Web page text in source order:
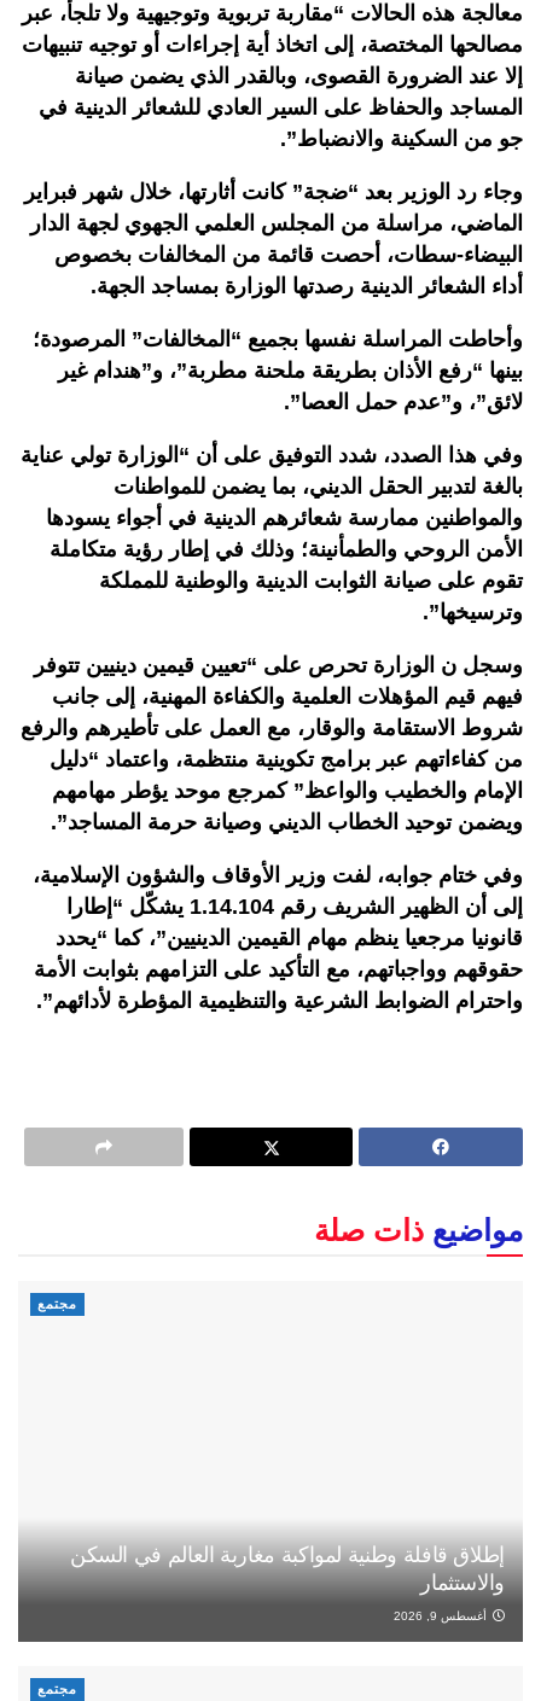
معالجة هذه الحالات “مقاربة تربوية وتوجيهية ولا تلجأ، عبر
مصالحها المختصة، إلى اتخاذ أية إجراءات أو توجيه تنبيهات
إلا عند الضرورة القصوى، وبالقدر الذي يضمن صيانة
المساجد والحفاظ على السير العادي للشعائر الدينية في
جو من السكينة والانضباط”.
وجاء رد الوزير بعد “ضجة” كانت أثارتها، خلال شهر فبراير
الماضي، مراسلة من المجلس العلمي الجهوي لجهة الدار
البيضاء-سطات، أحصت قائمة من المخالفات بخصوص
أداء الشعائر الدينية رصدتها الوزارة بمساجد الجهة.
وأحاطت المراسلة نفسها بجميع “المخالفات” المرصودة؛
بينها “رفع الأذان بطريقة ملحنة مطربة”، و”هندام غير
لائق”، و”عدم حمل العصا”.
وفي هذا الصدد، شدد التوفيق على أن “الوزارة تولي عناية
بالغة لتدبير الحقل الديني، بما يضمن للمواطنات
والمواطنين ممارسة شعائرهم الدينية في أجواء يسودها
الأمن الروحي والطمأنينة؛ وذلك في إطار رؤية متكاملة
تقوم على صيانة الثوابت الدينية والوطنية للمملكة
وترسيخها”.
وسجل ن الوزارة تحرص على “تعيين قيمين دينيين تتوفر
فيهم قيم المؤهلات العلمية والكفاءة المهنية، إلى جانب
شروط الاستقامة والوقار، مع العمل على تأطيرهم والرفع
من كفاءاتهم عبر برامج تكوينية منتظمة، واعتماد “دليل
الإمام والخطيب والواعظ” كمرجع موحد يؤطر مهامهم
ويضمن توحيد الخطاب الديني وصيانة حرمة المساجد”.
وفي ختام جوابه، لفت وزير الأوقاف والشؤون الإسلامية،
إلى أن الظهير الشريف رقم 1.14.104 يشكّل “إطارا
قانونيا مرجعيا ينظم مهام القيمين الدينيين”، كما “يحدد
حقوقهم وواجباتهم، مع التأكيد على التزامهم بثوابت الأمة
واحترام الضوابط الشرعية والتنظيمية المؤطرة لأدائهم”.
مواضيع ذات صلة
مجتمع
إطلاق قافلة وطنية لمواكبة مغاربة العالم في السكن
والاستثمار
أغسطس 9, 2026
مجتمع